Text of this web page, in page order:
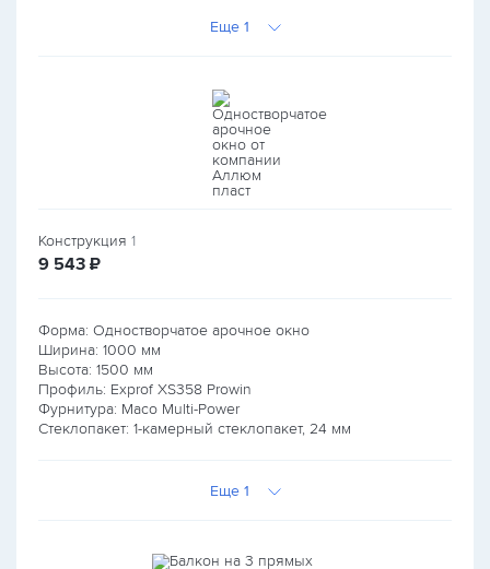
Еще 1
Конструкция 1
9 543 руб.
₽
Форма: Одностворчатое арочное окно
Ширина: 1000 мм
Высота: 1500 мм
Профиль: Exprof XS358 Prowin
Фурнитура: Maco Multi-Power
Стеклопакет: 1-камерный стеклопакет, 24 мм
Еще 1